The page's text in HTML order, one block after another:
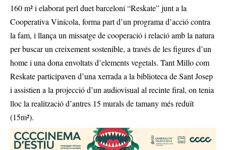
160 m² i elaborat perl duet barceloní “Reskate” junt a la
Cooperativa Vinícola, forma part d’un programa d’acció contra
la fam, i llança un missatge de cooperació i relació amb la natura
per buscar un creixement sostenible, a través de les figures d’un
home i una dona envoltats d’elements vegetals. Tant Millo com
Reskate participaven d’una xerrada a la biblioteca de Sant Josep
i assistien a la projecció d’un audiovisual al recinte firal, on tenia
lloc la realització d’antres 15 murals de tamany més reduït
(15m²).